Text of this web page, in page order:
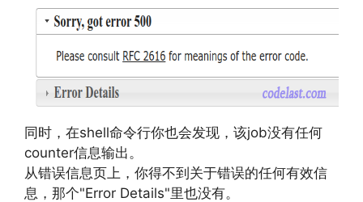
同时，在shell命令行你也会发现，该job没有任何
counter信息输出。
从错误信息页上，你得不到关于错误的任何有效信
息，那个"Error Details"里也没有。